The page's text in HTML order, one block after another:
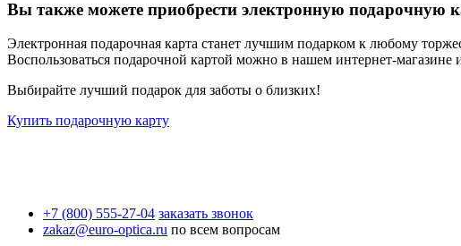
Вы также можете приобрести электронную подарочную
Электронная подарочная карта станет лучшим подарком к любому
Воспользоваться подарочной картой можно в нашем интернет-
Выбирайте лучший подарок для заботы о близких!
Купить подарочную карту
+7 (800) 555-27-04 заказать звонок
zakaz@euro-optica.ru по всем вопросам